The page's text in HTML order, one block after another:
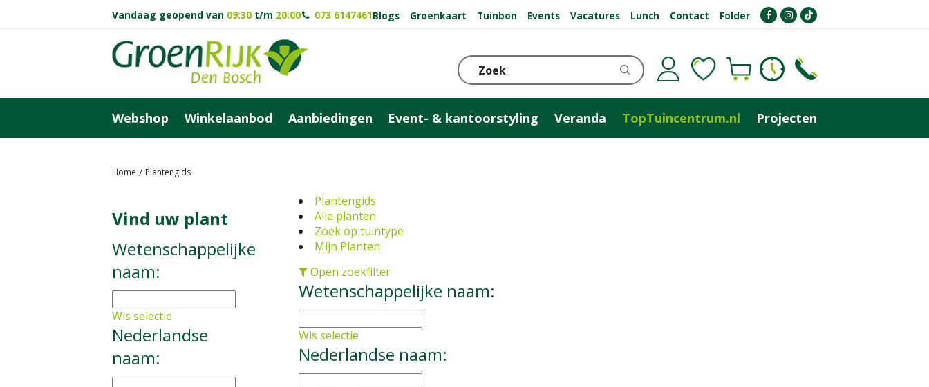
Home Plantengids
Vandaag geopend van 09:30 t/m 20:00 073 6147461Blogs Groenkaart Tuinbon Events Vacatures Lunch Contact Folder
Webshop Winkelaanbod Aanbiedingen Event- & kantoorstyling Veranda TopTuincentrum.nl Projecten
Plantengids
Alle planten
Zoek op tuintype
Mijn Planten
Open zoekfilter
Wetenschappelijke naam:
Wis selectie
Nederlandse naam:
Vind uw plant
Wetenschappelijke
naam:
Wis selectie
Nederlandse
naam: